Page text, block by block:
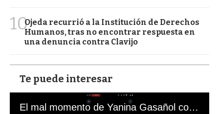
10Ojeda recurrió a la Institución de Derechos
Humanos, tras no encontrar respuesta en
una denuncia contra Clavijo
Te puede interesar
El mal momento de Yanina Gasañol con un hincha argentino en "Subrayado"